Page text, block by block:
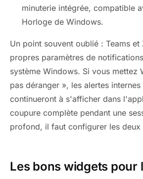
minuterie intégrée, compatible
Horloge de Windows.
Un point souvent oublié : Teams
propres paramètres de
système Windows. Si vous mettez
pas déranger », les alertes internes
continueront à s'afficher dans
coupure complète pendant une
profond, il faut configurer les deux
Les bons widgets pour